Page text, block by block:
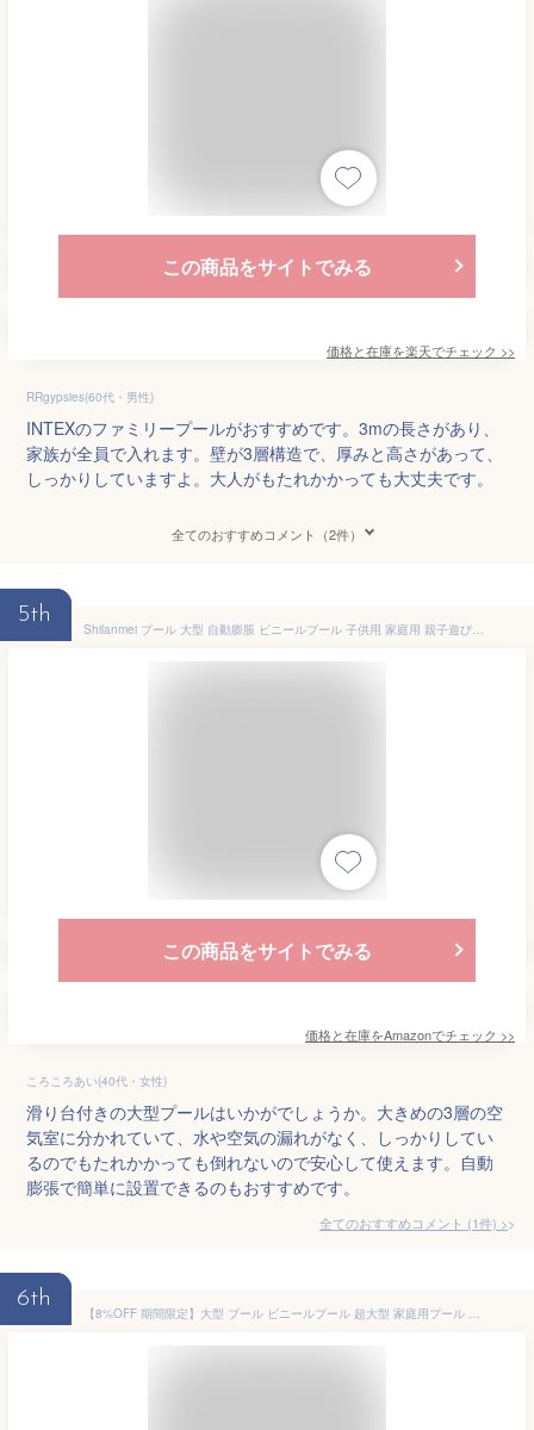
この商品をサイトでみる
価格と在庫を楽天でチェック >>
RRgypsies(60代・男性)
INTEXのファミリープールがおすすめです。3mの長さがあり、
家族が全員で入れます。壁が3層構造で、厚みと高さがあって、
しっかりしていますよ。大人がもたれかかっても大丈夫です。
全てのおすすめコメント（2件）
5th
Shilanmei プール 大型 自動膨脹 ビニールプール 子供用 家庭用 親子遊び PVC 耐摩擦 耐高温 収納便利 すべり台付き 夏の日 屋内用 屋外用 アウトドア 水遊び 猛暑対策 (4.2m 3層-滑り台付き)
この商品をサイトでみる
価格と在庫をAmazonでチェック >>
ころころあい(40代・女性)
滑り台付きの大型プールはいかがでしょうか。大きめの3層の空
気室に分かれていて、水や空気の漏れがなく、しっかりしてい
るのでもたれかかっても倒れないので安心して使えます。自動
膨張で簡単に設置できるのもおすすめです。
全てのおすすめコメント (1件) >
6th
【8%OFF 期間限定】大型 プール ビニールプール 超大型 家庭用プール 子供プール ファミリープール キッズプール エアープール プレイプール おしゃれ 面白ビーチ ナイトプール 庭 ビッグサイズ 長方形 特大 子ども 大人 空気入れ 水遊び 400cm 3段 4段4M